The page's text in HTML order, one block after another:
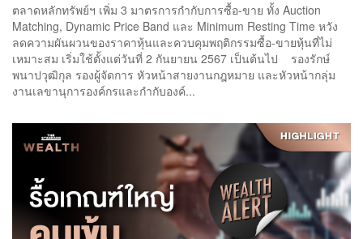
ตลาดหลักทรัพย์ฯ เพิ่ม 3 มาตรการกำกับการซื้อ-ขาย ทั้ง Auction
Matching, Dynamic Price Band และ Minimum Resting Time หวัง
ลดความผันผวนของราคาหุ้นและควบคุมพฤติกรรมซื้อ-ขายหุ้นที่ไม่
เหมาะสม เริ่มใช้ตั้งแต่วันที่ 2 กันยายน 2567 เป็นต้นไป รองรักษ์
พนาปวุฒิกุล รองผู้จัดการ หัวหน้าสายงานกฎหมาย และหัวหน้ากลุ่ม
งานเลขานุการองค์กรและกำกับองค์...